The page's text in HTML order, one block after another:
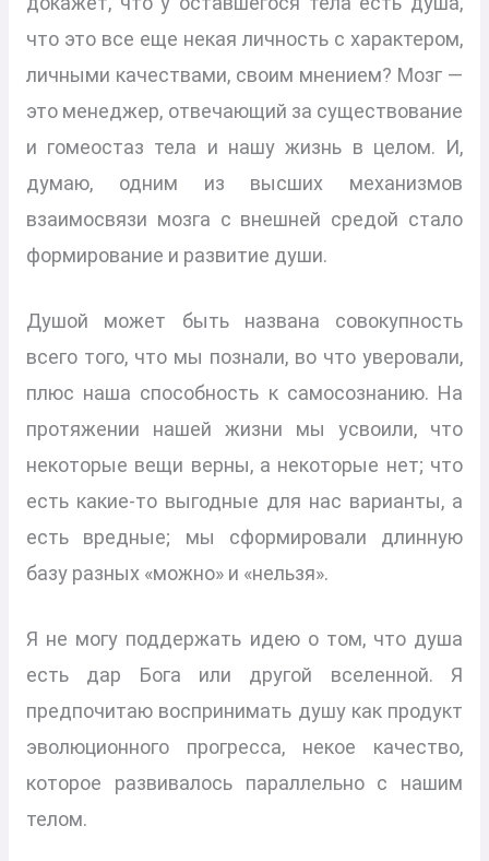
что это все еще некая личность с характером,
личными качествами, своим мнением? Мозг —
это менеджер, отвечающий за существование
и гомеостаз тела и нашу жизнь в целом. И,
думаю, одним из высших механизмов
взаимосвязи мозга с внешней средой стало
формирование и развитие души.
Душой может быть названа совокупность
всего того, что мы познали, во что уверовали,
плюс наша способность к самосознанию. На
протяжении нашей жизни мы усвоили, что
некоторые вещи верны, а некоторые нет; что
есть какие-то выгодные для нас варианты, а
есть вредные; мы сформировали длинную
базу разных «можно» и «нельзя».
Я не могу поддержать идею о том, что душа
есть дар Бога или другой вселенной. Я
предпочитаю воспринимать душу как продукт
эволюционного прогресса, некое качество,
которое развивалось параллельно с нашим
телом.